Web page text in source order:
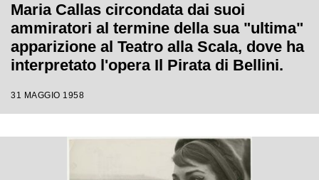
Maria Callas circondata dai suoi
ammiratori al termine della sua "ultima"
apparizione al Teatro alla Scala, dove ha
interpretato l'opera Il Pirata di Bellini.
31 MAGGIO 1958